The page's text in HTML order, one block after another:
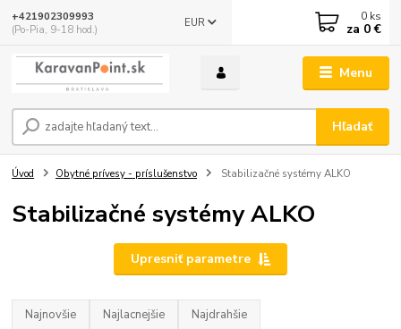
Menu
EUR
Hľadať
+421902309993
(Po-Pia, 9-18 hod.)
0 ks
za 0 €
Úvod Obytné prívesy - príslušenstvo Stabilizačné systémy ALKO
Stabilizačné systémy ALKO
Upresniť parametre
Najnovšie Najlacnejšie Najdrahšie